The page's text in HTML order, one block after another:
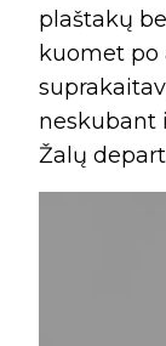
plaštakų
kuomet po
neskubant
Žalų